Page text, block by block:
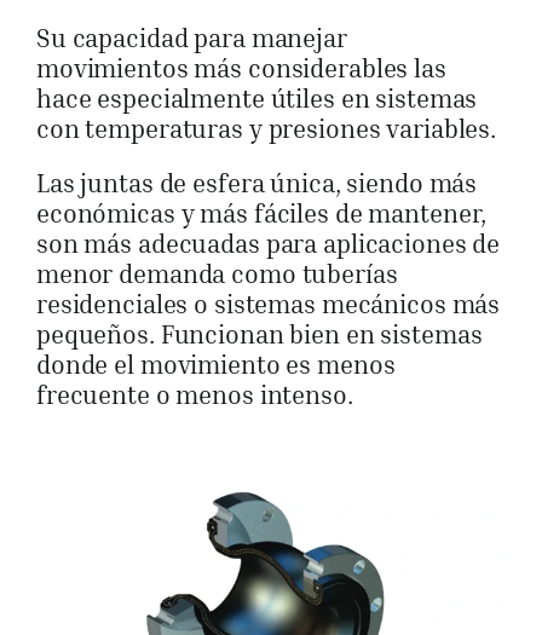
Su capacidad para manejar
movimientos más considerables las
hace especialmente útiles en sistemas
con temperaturas y presiones variables.
Las juntas de esfera única, siendo más
económicas y más fáciles de mantener,
son más adecuadas para aplicaciones de
menor demanda como tuberías
residenciales o sistemas mecánicos más
pequeños. Funcionan bien en sistemas
donde el movimiento es menos
frecuente o menos intenso.